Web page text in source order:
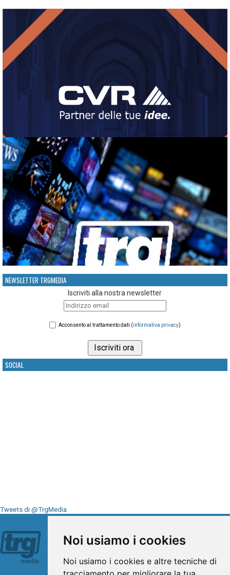
Noi usiamo i cookies
Noi usiamo i cookies e altre tecniche di
NEWSLETTER TRGMEDIA
Iscriviti alla nostra newsletter
Acconsento al trattamento dati (informativa privacy)
SOCIAL
Tweets di @TrgMedia